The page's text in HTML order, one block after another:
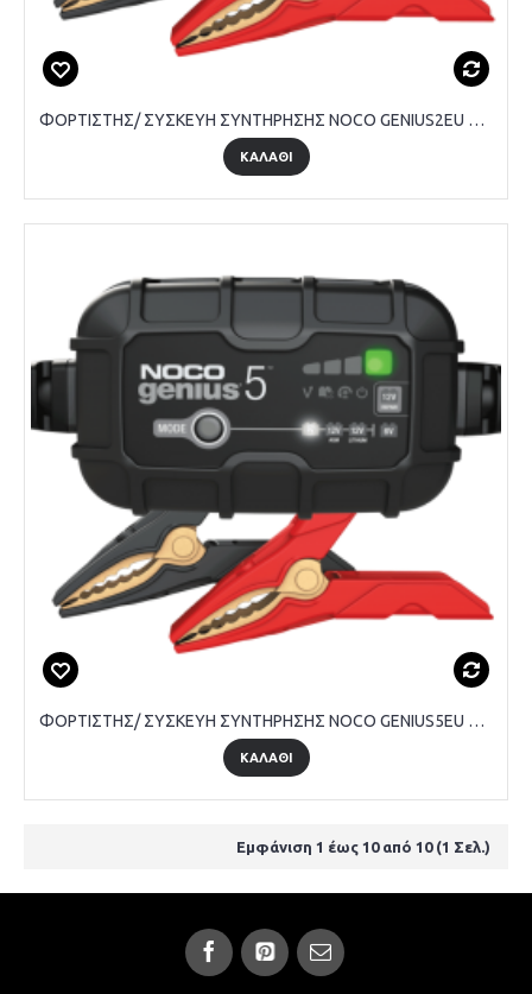
ΦΟΡΤΙΣΤΗΣ/ ΣΥΣΚΕΥΗ ΣΥΝΤΗΡΗΣΗΣ NOCO GENIUS2EU 6V & 12V 2A
ΚΑΛΑΘΙ
ΦΟΡΤΙΣΤΗΣ/ ΣΥΣΚΕΥΗ ΣΥΝΤΗΡΗΣΗΣ NOCO GENIUS5EU 6V & 12V 5A
ΚΑΛΑΘΙ
Εμφάνιση 1 έως 10 από 10 (1 Σελ.)